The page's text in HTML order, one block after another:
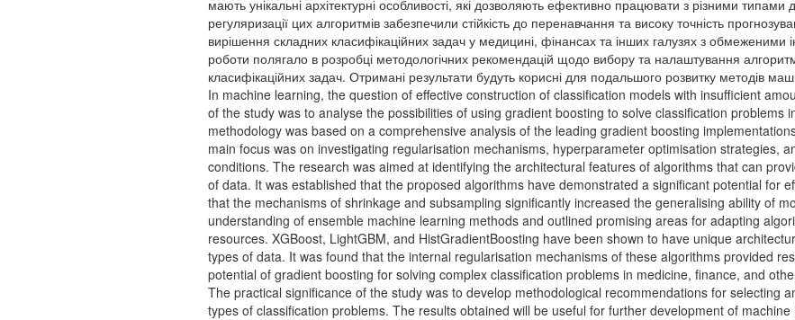
мають унікальні архітектурні особливості, які дозволяють ефективно працювати з різними
регуляризації цих алгоритмів забезпечили стійкість до перенавчання та високу точність
вирішення складних класифікаційних задач у медицині, фінансах та інших галузях з
роботи полягало в розробці методологічних рекомендацій щодо вибору та налаштування
класифікаційних задач. Отримані результати будуть корисні для подальшого розвитку методів
In machine learning, the question of effective construction of classification models with insufficient
of the study was to analyse the possibilities of using gradient boosting to solve classification problems
methodology was based on a comprehensive analysis of the leading gradient boosting
main focus was on investigating regularisation mechanisms, hyperparameter optimisation strategies,
conditions. The research was aimed at identifying the architectural features of algorithms that can
of data. It was established that the proposed algorithms have demonstrated a significant potential for
that the mechanisms of shrinkage and subsampling significantly increased the generalising ability of
understanding of ensemble machine learning methods and outlined promising areas for adapting
resources. XGBoost, LightGBM, and HistGradientBoosting have been shown to have unique
types of data. It was found that the internal regularisation mechanisms of these algorithms provided
potential of gradient boosting for solving complex classification problems in medicine, finance, and
The practical significance of the study was to develop methodological recommendations for selecting
types of classification problems. The results obtained will be useful for further development of